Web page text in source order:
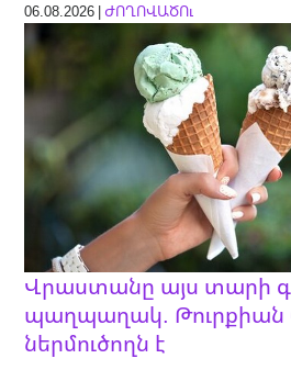
06.08.2026 |ԺՈՂՈՎԱԾՈւ
Վրաստանը այս տարի
պաղպաղակ. Թուրքիան
ներմուծողն է